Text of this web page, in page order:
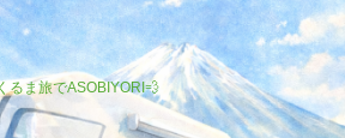
るま旅でASOBIYORI💨